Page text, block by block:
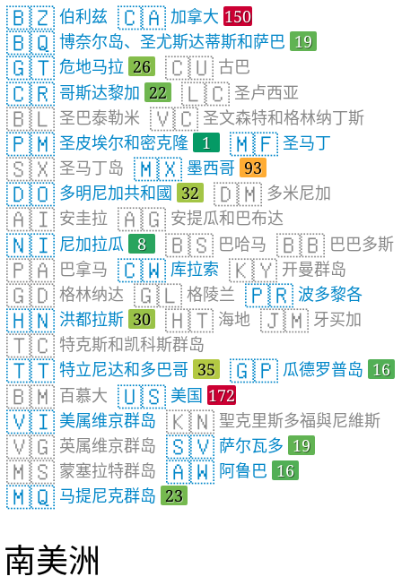
🇧🇿 伯利兹 🇨🇦 加拿大 150
🇧🇶 博奈尔岛、圣尤斯达蒂斯和萨巴 19
🇬🇹 危地马拉 26 🇨🇺 古巴
🇨🇷 哥斯达黎加 22 🇱🇨 圣卢西亚
🇧🇱 圣巴泰勒米 🇻🇨 圣文森特和格林纳丁斯
🇵🇲 圣皮埃尔和密克隆 1 🇲🇫 圣马丁
🇸🇽 圣马丁岛 🇲🇽 墨西哥 93
🇩🇴 多明尼加共和國 32 🇩🇲 多米尼加
🇦🇮 安圭拉 🇦🇬 安提瓜和巴布达
🇳🇮 尼加拉瓜 8 🇧🇸 巴哈马 🇧🇧 巴巴多斯
🇵🇦 巴拿马 🇨🇼 库拉索 🇰🇾 开曼群岛
🇬🇩 格林纳达 🇬🇱 格陵兰 🇵🇷 波多黎各
🇭🇳 洪都拉斯 30 🇭🇹 海地 🇯🇲 牙买加
🇹🇨 特克斯和凯科斯群岛
🇹🇹 特立尼达和多巴哥 35 🇬🇵 瓜德罗普岛 16
🇧🇲 百慕大 🇺🇸 美国 172
🇻🇮 美属维京群岛 🇰🇳 聖克里斯多福與尼維斯
🇻🇬 英属维京群岛 🇸🇻 萨尔瓦多 19
🇲🇸 蒙塞拉特群岛 🇦🇼 阿鲁巴 16
🇲🇶 马提尼克群岛 23
南美洲